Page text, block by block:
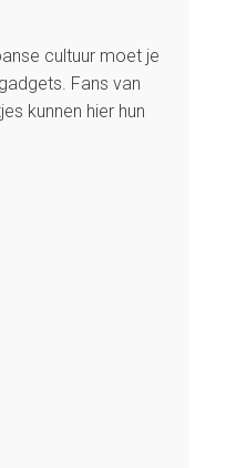
cultuur moet je
Fans van
kunnen hier hun